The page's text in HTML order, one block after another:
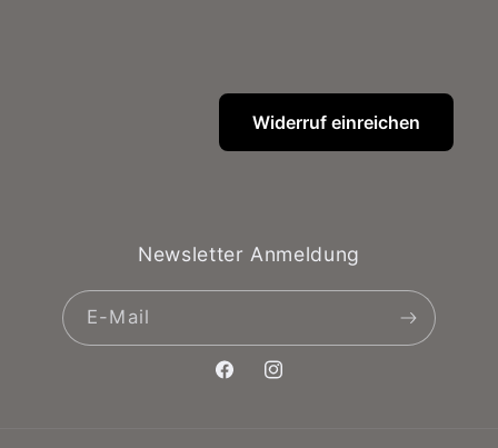
Widerruf einreichen
Newsletter Anmeldung
E-Mail
FacebookInstagram